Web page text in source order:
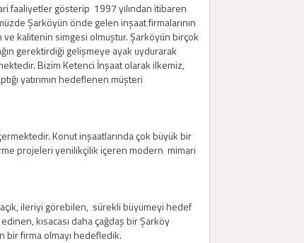
faaliyetler gösterip 1997 yılından itibaren
Şarköyün önde gelen inşaat firmalarının
kalitenin simgesi olmuştur. Şarköyün birçok
gerektirdiği gelişmeye ayak uydurarak
Bizim Ketenci İnşaat olarak ilkemiz,
yatırımın hedeflenen müşteri
Konut inşaatlarında çok büyük bir
projeleri yenilikçilik içeren modern mimari
ileriyi görebilen, sürekli büyümeyi hedef
kısacası daha çağdaş bir Şarköy
bir firma olmayı hedefledik.